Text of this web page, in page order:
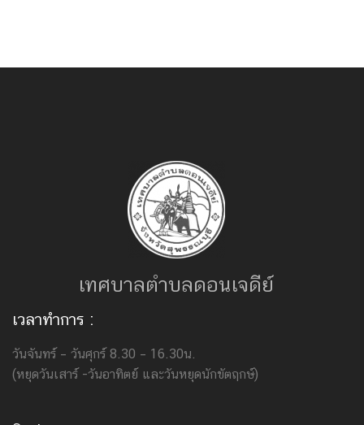
เทศบาลตำบลดอนเจดีย์
เวลาทำการ :
วันจันทร์ – วันศุกร์ 8.30 – 16.30น.
(หยุดวันเสาร์ -วันอาทิตย์ และวันหยุดนักขัตฤกษ์)